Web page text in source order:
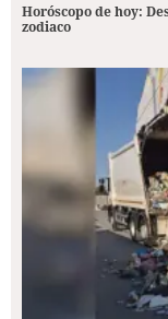
Horóscopo de hoy:
zodiaco